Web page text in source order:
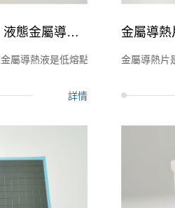
液態金屬導熱膏、液態金屬導熱液
屬導熱液是低熔點金屬合金，熔點約
詳情
金屬導熱
金屬導熱片